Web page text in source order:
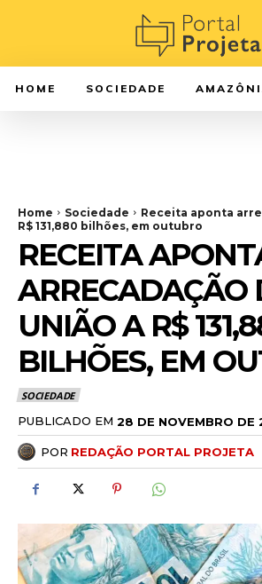
HOME SOCIEDADE
Home Sociedade
Receita aponta
R$ 131,880 bilhões, em outubro
RECEITA
ARRECADAÇÃO
UNIÃO A R$
BILHÕES, EM
SOCIEDADE
PUBLICADO EM 28 DE NOVEMBRO DE
POR REDAÇÃO PORTAL PROJETA